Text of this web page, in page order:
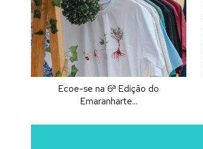
Ecoe-se na 6ª Edição do
Emaranharte...